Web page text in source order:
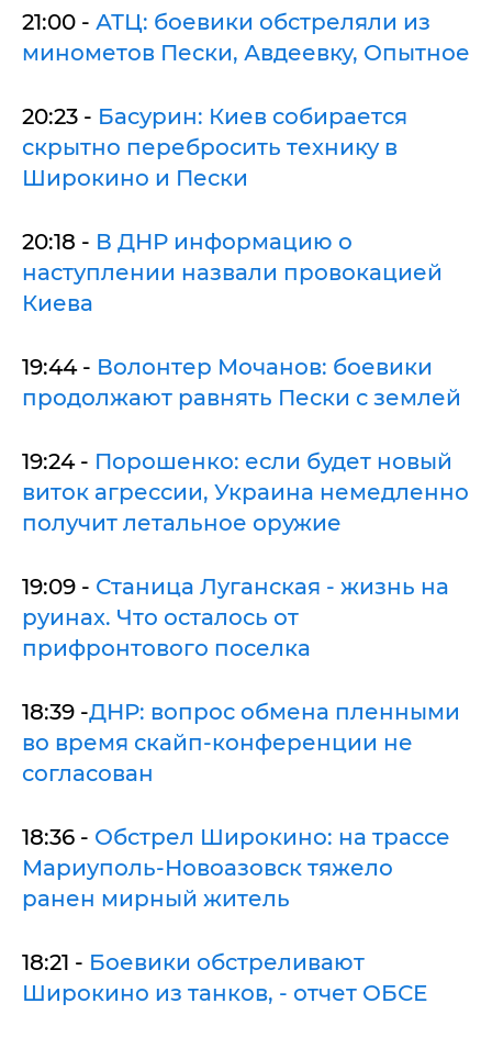
21:00 - АТЦ: боевики обстреляли из
минометов Пески, Авдеевку, Опытное
20:23 - Басурин: Киев собирается
скрытно перебросить технику в
Широкино и Пески
20:18 - В ДНР информацию о
наступлении назвали провокацией
Киева
19:44 - Волонтер Мочанов: боевики
19:24 - Порошенко: если будет новый
виток агрессии, Украина немедленно
получит летальное оружие
19:09 - Станица Луганская - жизнь на
руинах. Что осталось от
прифронтового поселка
18:39 -ДНР: вопрос обмена пленными
во время скайп-конференции не
согласован
18:36 - Обстрел Широкино: на трассе
Мариуполь-Новоазовск тяжело
ранен мирный житель
18:21 - Боевики обстреливают
Широкино из танков, - отчет ОБСЕ